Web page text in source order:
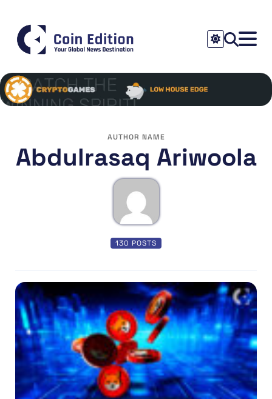
AUTHOR NAME
Abdulrasaq Ariwoola
130 POSTS